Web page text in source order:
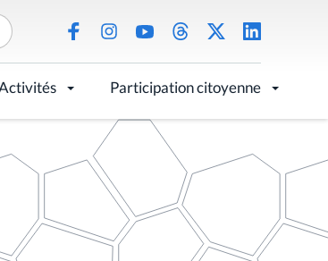
Participation citoyenne